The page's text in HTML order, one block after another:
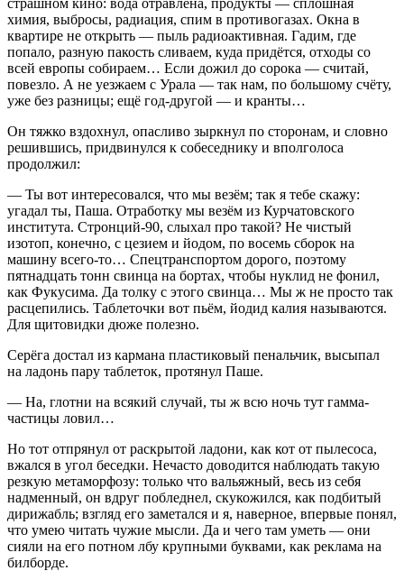
химия, выбросы, радиация, спим в противогазах. Окна в
квартире не открыть — пыль радиоактивная. Гадим, где
попало, разную пакость сливаем, куда придётся, отходы со
всей европы собираем… Если дожил до сорока — считай,
повезло. А не уезжаем с Урала — так нам, по большому счёту,
уже без разницы; ещё год-другой — и кранты…
Он тяжко вздохнул, опасливо зыркнул по сторонам, и словно
решившись, придвинулся к собеседнику и вполголоса
продолжил:
— Ты вот интересовался, что мы везём; так я тебе скажу:
угадал ты, Паша. Отработку мы везём из Курчатовского
института. Стронций-90, слыхал про такой? Не чистый
изотоп, конечно, с цезием и йодом, по восемь сборок на
машину всего-то… Спецтранспортом дорого, поэтому
пятнадцать тонн свинца на бортах, чтобы нуклид не фонил,
как Фукусима. Да толку с этого свинца… Мы ж не просто так
расцепились. Таблеточки вот пьём, йодид калия называются.
Для щитовидки дюже полезно.
Серёга достал из кармана пластиковый пенальчик, высыпал
на ладонь пару таблеток, протянул Паше.
— На, глотни на всякий случай, ты ж всю ночь тут гамма-
частицы ловил…
Но тот отпрянул от раскрытой ладони, как кот от пылесоса,
вжался в угол беседки. Нечасто доводится наблюдать такую
резкую метаморфозу: только что вальяжный, весь из себя
надменный, он вдруг побледнел, скукожился, как подбитый
дирижабль; взгляд его заметался и я, наверное, впервые понял,
что умею читать чужие мысли. Да и чего там уметь — они
сияли на его потном лбу крупными буквами, как реклама на
билборде.